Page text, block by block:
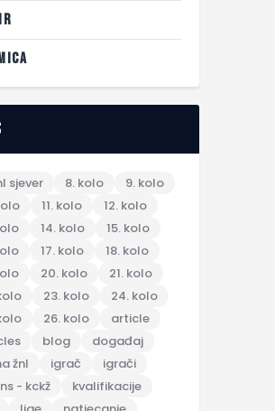
sjever 8. kolo
9. kolo
11. kolo
12. kolo
14. kolo
15. kolo
17. kolo
18. kolo
20. kolo
21. kolo
23. kolo
24. kolo
26. kolo
article
blog
događaj
žnl
igrač
igrači
- kckž
kvalifikacije